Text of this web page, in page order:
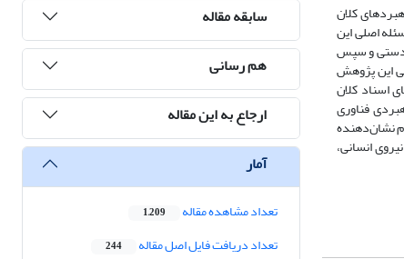
کلان
اصلی این
و سپس
این پژوهش
اسناد کلان
فناوری
علیه السلام نشان‌دهنده
انسانی،
سابقه مقاله
هم رسانی
ارجاع به این مقاله
آمار
تعداد مشاهده مقاله 1,209
تعداد دریافت فایل اصل مقاله 244